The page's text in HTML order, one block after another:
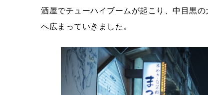
酒屋でチューハイブームが起こり、中目黒
へ広まっていきました。